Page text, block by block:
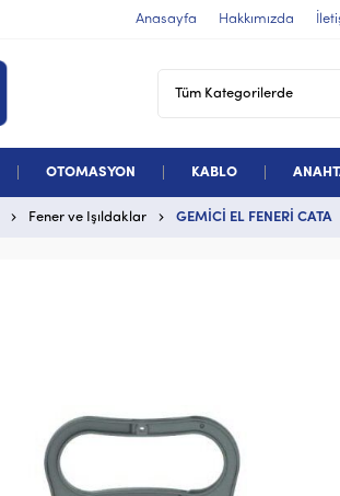
Anasayfa Hakkımızda
OTOMASYON KABLO
Fener ve Işıldaklar GEMİCİ EL FENERİ CATA